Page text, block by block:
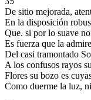
De sitio mejorada,
En la disposición
Que. si por lo suave
Es fuerza que la
Del casi tramontado
A los confusos rayos
Flores su bozo es
Como duerme la luz,